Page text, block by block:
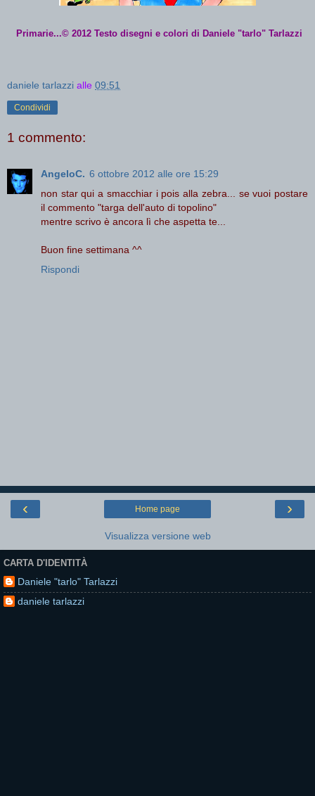
Primarie...© 2012 Testo disegni e colori di Daniele "tarlo" Tarlazzi
daniele tarlazzi alle 09:51
Condividi
1 commento:
AngeloC. 6 ottobre 2012 alle ore 15:29
non star qui a smacchiar i pois alla zebra... se vuoi postare
il commento "targa dell'auto di topolino"
mentre scrivo è ancora lì che aspetta te...
Buon fine settimana ^^
Rispondi
‹ ›
Home page
Visualizza versione web
CARTA D'IDENTITÀ
Daniele "tarlo" Tarlazzi
daniele tarlazzi